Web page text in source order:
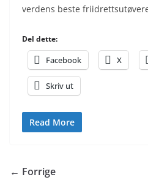
verdens beste
Del dette:
Facebook X
Skriv ut
Read More
← Forrige